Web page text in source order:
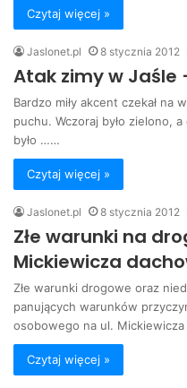
Czytaj więcej »
Jaslonet.pl 8 stycznia 2012
Atak zimy w Jaśle
Bardzo miły akcent czekał na
puchu. Wczoraj było zielono,
było ……
Czytaj więcej »
Jaslonet.pl 8 stycznia 2012
Złe warunki na
Mickiewicza
Złe warunki drogowe oraz
panujących warunków
osobowego na ul.
Czytaj więcej »